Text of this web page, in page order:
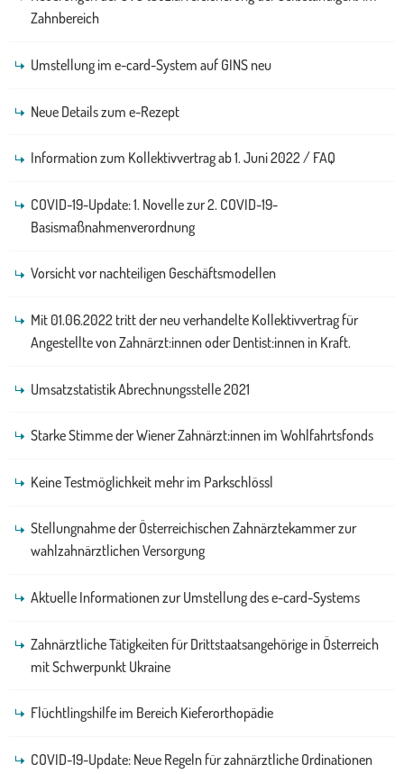
Zahnbereich
Umstellung im e-card-System auf GINS neu
Neue Details zum e-Rezept
Information zum Kollektivvertrag ab 1. Juni 2022 / FAQ
COVID-19-Update: 1. Novelle zur 2. COVID-19-
Basismaßnahmenverordnung
Vorsicht vor nachteiligen Geschäftsmodellen
Mit 01.06.2022 tritt der neu verhandelte Kollektivvertrag für
Angestellte von Zahnärzt:innen oder Dentist:innen in Kraft.
Umsatzstatistik Abrechnungsstelle 2021
Starke Stimme der Wiener Zahnärzt:innen im Wohlfahrtsfonds
Keine Testmöglichkeit mehr im Parkschlössl
Stellungnahme der Österreichischen Zahnärztekammer zur
wahlzahnärztlichen Versorgung
Aktuelle Informationen zur Umstellung des e-card-Systems
Zahnärztliche Tätigkeiten für Drittstaatsangehörige in Österreich
mit Schwerpunkt Ukraine
Flüchtlingshilfe im Bereich Kieferorthopädie
COVID-19-Update: Neue Regeln für zahnärztliche Ordinationen